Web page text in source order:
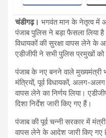
चंडीगढ़। भगवंत मान के नेतृत्व में
पंजाब पुलिस ने बड़ा फैसला लिया
विधायकों की सुरक्षा वापस लेने
एडीजीपी ने सभी पुलिस प्रमुखों
पंजाब के नए बनने वाले मुख्यमंत्री
मंत्रियों, पूर्व विधायकों, अलग-अलग
वापस लेने का निर्णय लिया।
दिशा निर्देश जारी किए गए हैं।
पंजाब की पूर्व चन्नी सरकार में
वापस लेने के आदेश जारी किए